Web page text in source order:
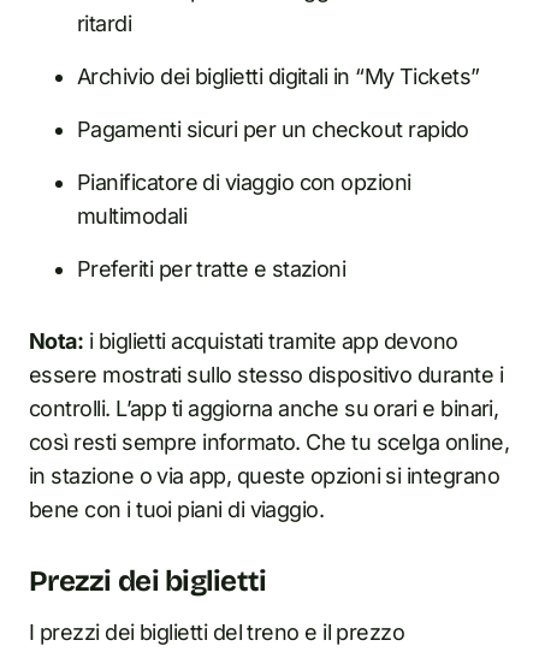
ritardi
Archivio dei biglietti digitali in “My Tickets”
Pagamenti sicuri per un checkout rapido
Pianificatore di viaggio con opzioni
multimodali
Preferiti per tratte e stazioni
Nota: i biglietti acquistati tramite app devono
essere mostrati sullo stesso dispositivo durante i
controlli. L’app ti aggiorna anche su orari e binari,
così resti sempre informato. Che tu scelga online,
in stazione o via app, queste opzioni si integrano
bene con i tuoi piani di viaggio.
Prezzi dei biglietti
I prezzi dei biglietti del treno e il prezzo